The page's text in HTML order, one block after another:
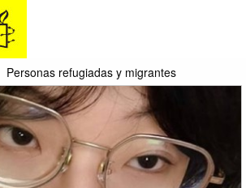
Personas refugiadas y migrantes